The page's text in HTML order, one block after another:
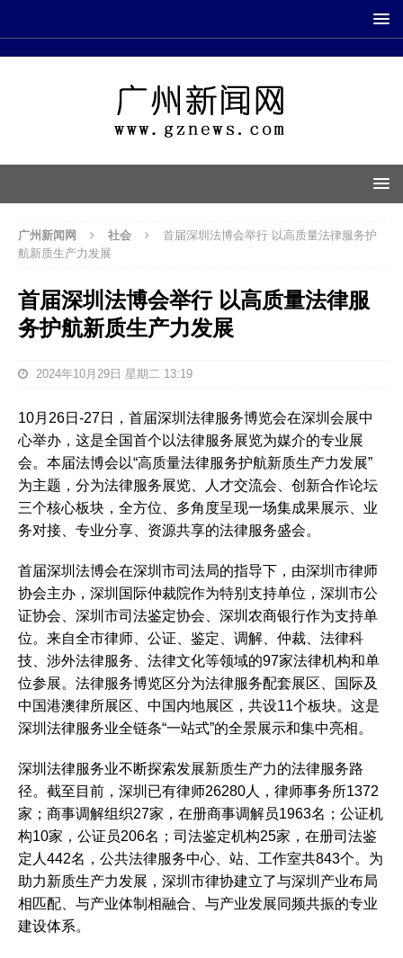
广州新闻网 社会
首届深圳法博会举行 以高质量法律服务护
航新质生产力发展
首届深圳法博会举行 以高质量法律服
务护航新质生产力发展
2024年10月29日 星期二 13:19
10月26日-27日，首届深圳法律服务博览会在深圳会展中
心举办，这是全国首个以法律服务展览为媒介的专业展
会。本届法博会以“高质量法律服务护航新质生产力发展”
为主题，分为法律服务展览、人才交流会、创新合作论坛
三个核心板块，全方位、多角度呈现一场集成果展示、业
务对接、专业分享、资源共享的法律服务盛会。
首届深圳法博会在深圳市司法局的指导下，由深圳市律师
协会主办，深圳国际仲裁院作为特别支持单位，深圳市公
证协会、深圳市司法鉴定协会、深圳农商银行作为支持单
位。来自全市律师、公证、鉴定、调解、仲裁、法律科
技、涉外法律服务、法律文化等领域的97家法律机构和单
位参展。法律服务博览区分为法律服务配套展区、国际及
中国港澳律所展区、中国内地展区，共设11个板块。这是
深圳法律服务业全链条“一站式”的全景展示和集中亮相。
深圳法律服务业不断探索发展新质生产力的法律服务路
径。截至目前，深圳已有律师26280人，律师事务所1372
家；商事调解组织27家，在册商事调解员1963名；公证机
构10家，公证员206名；司法鉴定机构25家，在册司法鉴
定人442名，公共法律服务中心、站、工作室共843个。为
助力新质生产力发展，深圳市律协建立了与深圳产业布局
相匹配、与产业体制相融合、与产业发展同频共振的专业
建设体系。